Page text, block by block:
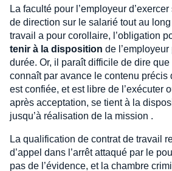
La faculté pour l’employeur
de direction sur le salarié tout au
travail a pour corollaire, l’obligation
tenir à la disposition de
durée. Or, il paraît difficile de dire
connaît par avance le contenu précis
est confiée, et est libre de l’exécuter
après acceptation, se tient à la
jusqu’à réalisation de la mission .
La qualification de contrat de travail
d’appel dans l’arrêt attaqué par le
pas de l’évidence, et la chambre